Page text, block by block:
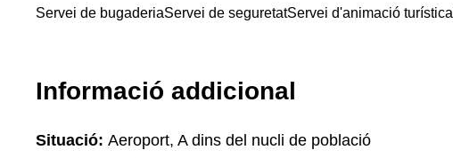
Servei de bugaderiaServei de seguretatServei d'animació turística
Informació addicional
Situació: Aeroport, A dins del nucli de població